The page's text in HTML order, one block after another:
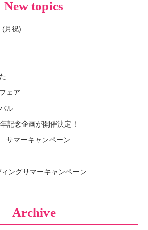
New topics
(月祝)
ェア
ル
記念企画が開催決定！
サマーキャンペーン
ングサマーキャンペーン
Archive